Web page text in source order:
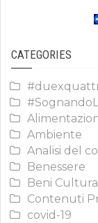
CATEGORIES
Ambiente
Analisi del
Benessere
Beni
Contenuti
covid-19